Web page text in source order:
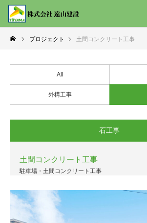
プロジェクト 土間コンクリート工事
All
外構工事
石工事
土間コンクリート工事
駐車場・土間コンクリート工事